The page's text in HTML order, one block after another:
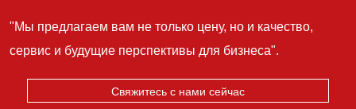
"Мы предлагаем вам не только цену, но и качество,
сервис и будущие перспективы для бизнеса".
Свяжитесь с нами сейчас